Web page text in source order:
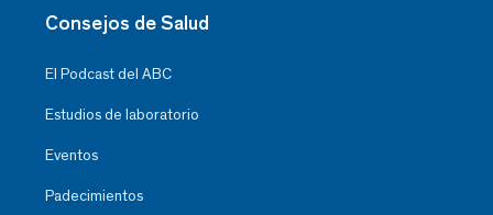
Consejos de Salud
El Podcast del ABC
Estudios de laboratorio
Eventos
Padecimientos